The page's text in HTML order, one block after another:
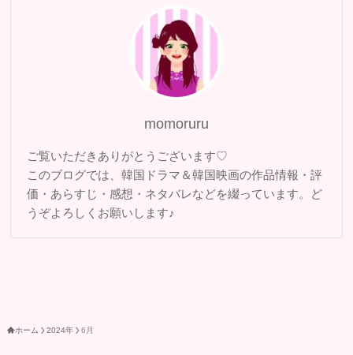
momoruru
ご覧いただきありがとうございます♡
このブログでは、韓国ドラマ＆韓国映画の作品情報・評
価・あらすじ・感想・ネタバレなどを綴っています。ど
うぞよろしくお願いします♪
ホーム 2024年 6月